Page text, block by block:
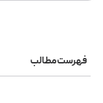
فهرست مطالب